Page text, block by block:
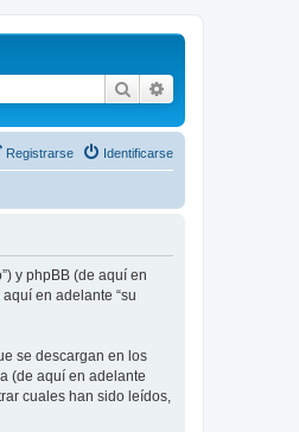
Buscar
Identificarse
Registrarse
y phpBB (de aquí en
en adelante “su
se descargan en los
(de aquí en adelante
cuales han sido leídos,